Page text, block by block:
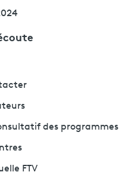
des programmes
FTV